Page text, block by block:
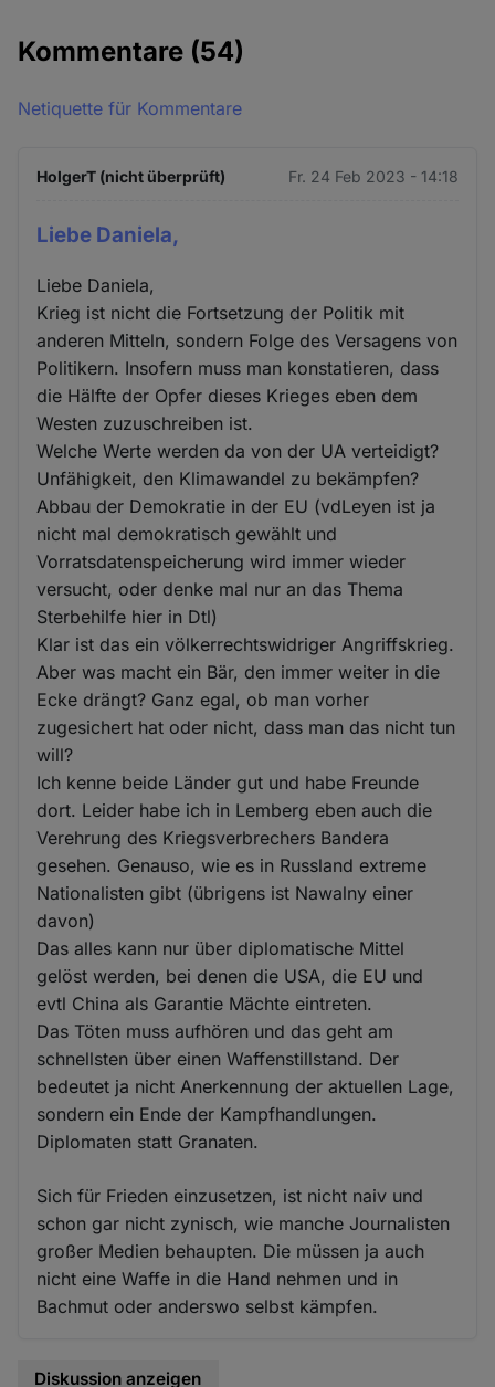
Kommentare (54)
Netiquette für Kommentare
HolgerT (nicht überprüft) Fr. 24 Feb 2023 - 14:18
Liebe Daniela,
Liebe Daniela,
Krieg ist nicht die Fortsetzung der Politik mit
anderen Mitteln, sondern Folge des Versagens von
Politikern. Insofern muss man konstatieren, dass
die Hälfte der Opfer dieses Krieges eben dem
Westen zuzuschreiben ist.
Welche Werte werden da von der UA verteidigt?
Unfähigkeit, den Klimawandel zu bekämpfen?
Abbau der Demokratie in der EU (vdLeyen ist ja
nicht mal demokratisch gewählt und
Vorratsdatenspeicherung wird immer wieder
versucht, oder denke mal nur an das Thema
Sterbehilfe hier in Dtl)
Klar ist das ein völkerrechtswidriger Angriffskrieg.
Aber was macht ein Bär, den immer weiter in die
Ecke drängt? Ganz egal, ob man vorher
zugesichert hat oder nicht, dass man das nicht tun
will?
Ich kenne beide Länder gut und habe Freunde
dort. Leider habe ich in Lemberg eben auch die
Verehrung des Kriegsverbrechers Bandera
gesehen. Genauso, wie es in Russland extreme
Nationalisten gibt (übrigens ist Nawalny einer
davon)
Das alles kann nur über diplomatische Mittel
gelöst werden, bei denen die USA, die EU und
evtl China als Garantie Mächte eintreten.
Das Töten muss aufhören und das geht am
schnellsten über einen Waffenstillstand. Der
bedeutet ja nicht Anerkennung der aktuellen Lage,
sondern ein Ende der Kampfhandlungen.
Diplomaten statt Granaten.
Sich für Frieden einzusetzen, ist nicht naiv und
schon gar nicht zynisch, wie manche Journalisten
großer Medien behaupten. Die müssen ja auch
nicht eine Waffe in die Hand nehmen und in
Bachmut oder anderswo selbst kämpfen.
Diskussion anzeigen